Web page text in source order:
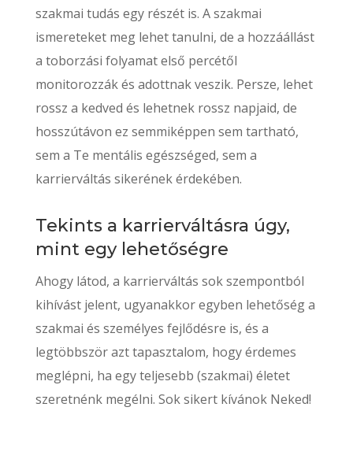
szakmai tudás egy részét is. A szakmai
ismereteket meg lehet tanulni, de a hozzáállást
a toborzási folyamat első percétől
monitorozzák és adottnak veszik. Persze, lehet
rossz a kedved és lehetnek rossz napjaid, de
hosszútávon ez semmiképpen sem tartható,
sem a Te mentális egészséged, sem a
karrierváltás sikerének érdekében.
Tekints a karrierváltásra úgy,
mint egy lehetőségre
Ahogy látod, a karrierváltás sok szempontból
kihívást jelent, ugyanakkor egyben lehetőség a
szakmai és személyes fejlődésre is, és a
legtöbbször azt tapasztalom, hogy érdemes
meglépni, ha egy teljesebb (szakmai) életet
szeretnénk megélni. Sok sikert kívánok Neked!